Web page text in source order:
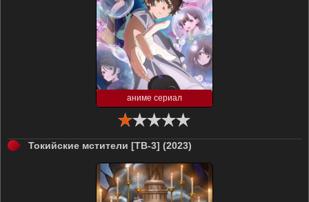
аниме сериал
Токийские мстители [ТВ-3] (2023)